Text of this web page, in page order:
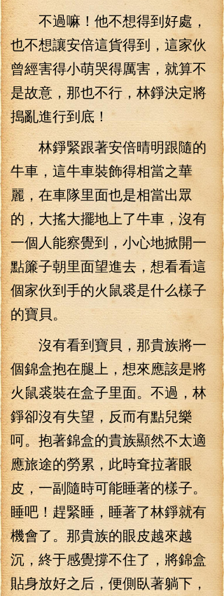
不過嘛！他不想得到好處，
也不想讓安倍這貨得到，這家伙
曾經害得小萌哭得厲害，就算不
是故意，那也不行，林錚決定將
搗亂進行到底！
林錚緊跟著安倍晴明跟隨的
牛車，這牛車裝飾得相當之華
麗，在車隊里面也是相當出眾
的，大搖大擺地上了牛車，沒有
一個人能察覺到，小心地掀開一
點簾子朝里面望進去，想看看這
個家伙到手的火鼠裘是什么樣子
的寶貝。
沒有看到寶貝，那貴族將一
個錦盒抱在腿上，想來應該是將
火鼠裘裝在盒子里面。不過，林
錚卻沒有失望，反而有點兒樂
呵。抱著錦盒的貴族顯然不太適
應旅途的勞累，此時耷拉著眼
皮，一副隨時可能睡著的樣子。
睡吧！趕緊睡，睡著了林錚就有
機會了。那貴族的眼皮越來越
沉，終于感覺撐不住了，將錦盒
貼身放好之后，便側臥著躺下，